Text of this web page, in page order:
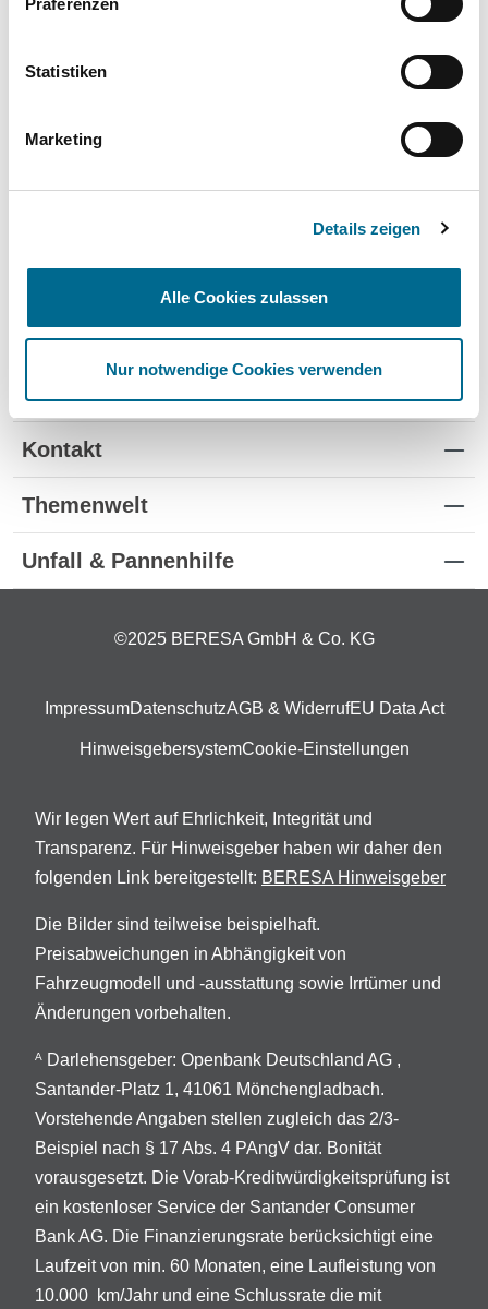
Präferenzen
Statistiken
Marketing
Details zeigen
Alle Cookies zulassen
Nur notwendige Cookies verwenden
Schnelle Verfügbarkeit
Flexible Laufzeiten ✔ - -
- -
Standorte
Kontakt
Themenwelt
Unfall & Pannenhilfe
©2025 BERESA GmbH & Co. KG
ImpressumDatenschutzAGB & WiderrufEU Data Act
HinweisgebersystemCookie-Einstellungen
Wir legen Wert auf Ehrlichkeit, Integrität und
Transparenz. Für Hinweisgeber haben wir daher den
folgenden Link bereitgestellt: BERESA Hinweisgeber
Die Bilder sind teilweise beispielhaft.
Preisabweichungen in Abhängigkeit von
Fahrzeugmodell und -ausstattung sowie Irrtümer und
Änderungen vorbehalten.
A
Darlehensgeber: Openbank Deutschland AG ,
Santander-Platz 1, 41061 Mönchengladbach.
Vorstehende Angaben stellen zugleich das 2/3-
Beispiel nach § 17 Abs. 4 PAngV dar. Bonität
vorausgesetzt. Die Vorab-Kreditwürdigkeitsprüfung ist
ein kostenloser Service der Santander Consumer
Bank AG. Die Finanzierungsrate berücksichtigt eine
Laufzeit von min. 60 Monaten, eine Laufleistung von
10.000 km/Jahr und eine Schlussrate die mit